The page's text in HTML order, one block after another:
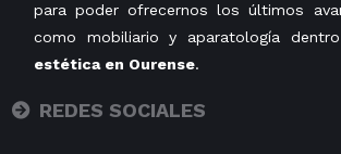
para poder ofrecernos los últimos
como mobiliario y aparatología
estética en Ourense.
REDES SOCIALES